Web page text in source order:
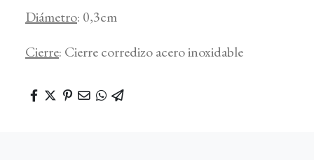
Diámetro: 0,3cm
Cierre: Cierre corredizo acero inoxidable